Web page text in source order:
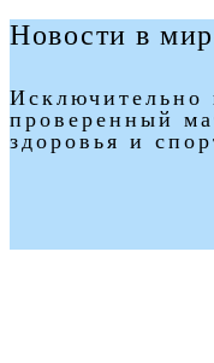
Новости в
Исключительно
проверенный
здоровья и